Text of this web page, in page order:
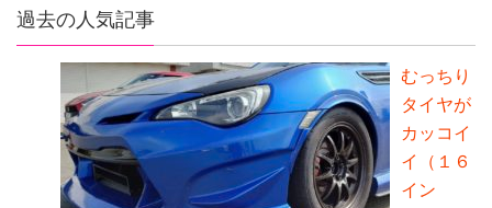
過去の人気記事
むっちり
タイヤが
カッコイ
イ（１６
イン